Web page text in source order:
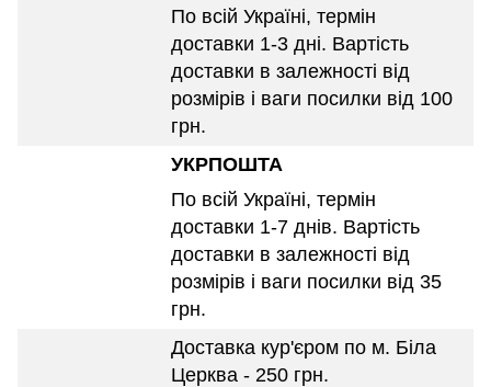
По всій Україні, термін
доставки 1-3 дні. Вартість
доставки в залежності від
розмірів і ваги посилки від 100
грн.
УКРПОШТА
По всій Україні, термін
доставки 1-7 днів. Вартість
доставки в залежності від
розмірів і ваги посилки від 35
грн.
Доставка кур'єром по м. Біла
Церква - 250 грн.